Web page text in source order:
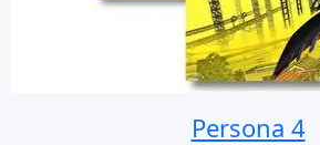
Persona 4